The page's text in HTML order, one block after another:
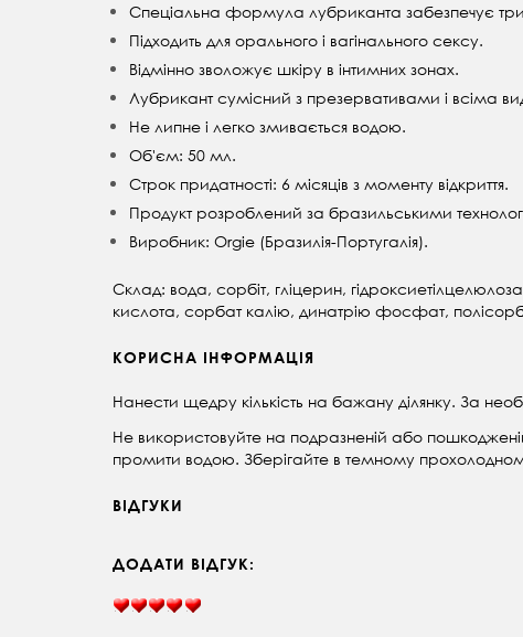
Спеціальна формула лубриканта забезпечує
Підходить для орального і вагінального сексу.
Відмінно зволожує шкіру в інтимних зонах.
Лубрикант сумісний з презервативами і всіма
Не липне і легко змивається водою.
Об'єм: 50 мл.
Строк придатності: 6 місяців з моменту відкриття.
Продукт розроблений за бразильськими
Виробник: Orgie (Бразилія-Португалія).
Склад: вода, сорбіт, гліцерин,
кислота, сорбат калію, динатрію фосфат,
КОРИСНА ІНФОРМАЦІЯ
Нанести щедру кількість на бажану ділянку. За
Не використовуйте на подразненій або
промити водою. Зберігайте в темному прохолодному
ВІДГУКИ
ДОДАТИ ВІДГУК: